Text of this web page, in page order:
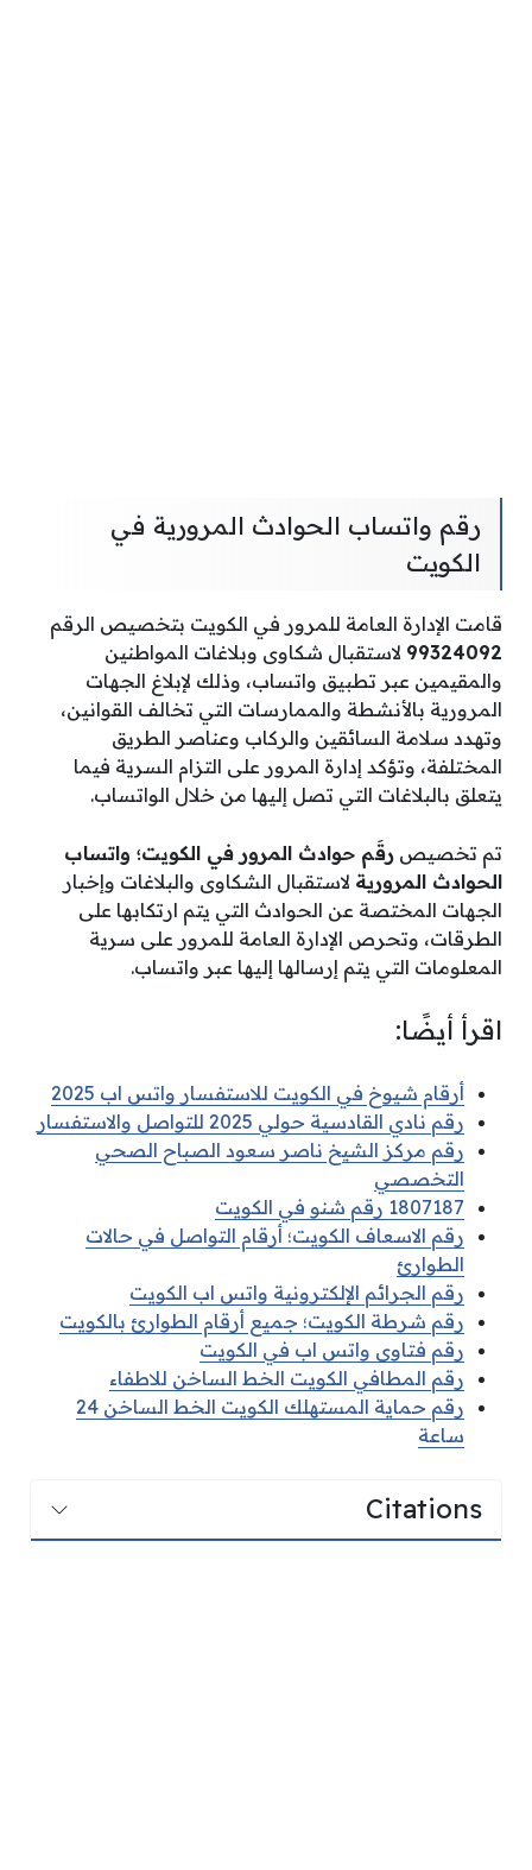
رقم واتساب الحوادث المرورية في
الكويت
قامت الإدارة العامة للمرور في الكويت بتخصيص الرقم
99324092 لاستقبال شكاوى وبلاغات المواطنين
والمقيمين عبر تطبيق واتساب، وذلك لإبلاغ الجهات
المرورية بالأنشطة والممارسات التي تخالف القوانين،
وتهدد سلامة السائقين والركاب وعناصر الطريق
المختلفة، وتؤكد إدارة المرور على التزام السرية فيما
يتعلق بالبلاغات التي تصل إليها من خلال الواتساب.
تم تخصيص رقَم حوادث المرور في الكويت؛ واتساب
الحوادث المرورية لاستقبال الشكاوى والبلاغات وإخبار
الجهات المختصة عن الحوادث التي يتم ارتكابها على
الطرقات، وتحرص الإدارة العامة للمرور على سرية
المعلومات التي يتم إرسالها إليها عبر واتساب.
اقرأ أيضًا:
أرقام شيوخ في الكويت للاستفسار واتس اب 2025
رقم نادي القادسية حولي 2025 للتواصل والاستفسار
رقم مركز الشيخ ناصر سعود الصباح الصحي
التخصصي
1807187 رقم شنو في الكويت
رقم الاسعاف الكويت؛ أرقام التواصل في حالات
الطوارئ
رقم الجرائم الإلكترونية واتس اب الكويت
رقم شرطة الكويت؛ جميع أرقام الطوارئ بالكويت
رقم فتاوى واتس اب في الكويت
رقم المطافي الكويت الخط الساخن للاطفاء
رقم حماية المستهلك الكويت الخط الساخن 24
ساعة
Citations